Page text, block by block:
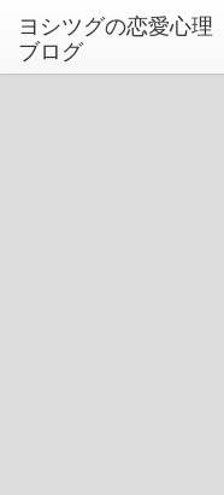
ヨシツグの恋愛心理
ブログ